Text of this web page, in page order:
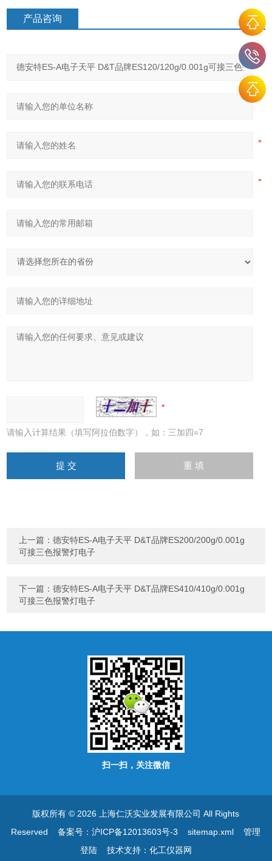
产品咨询
请输入计算结果（填写阿拉伯数字），如：三加四=7
上一篇：德安特ES-A电子天平 D&T品牌ES200/200g/0.001g
可接三色报警灯电子
下一篇：德安特ES-A电子天平 D&T品牌ES410/410g/0.001g
可接三色报警灯电子
扫一扫，关注微信
版权所有 © 2026 上海仁沃实业发展有限公司 All Rights
Reserved备案号：沪ICP备12013603号-3 sitemap.xml
管理
登陆技术支持： 化工仪器网